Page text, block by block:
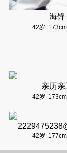
海锋
42岁 173cm
亲历亲
42岁 173cm
42岁 177cm